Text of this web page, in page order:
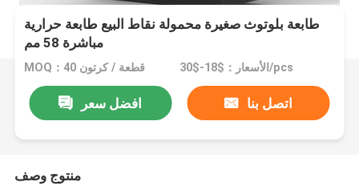
طابعة بلوتوث صغيرة محمولة نقاط البيع طابعة حرارية
مباشرة 58 مم
MOQ：40 قطعة / كرتون الأسعار：$18-$30/pcs
افضل سعر اتصل بنا
منتوج وصف